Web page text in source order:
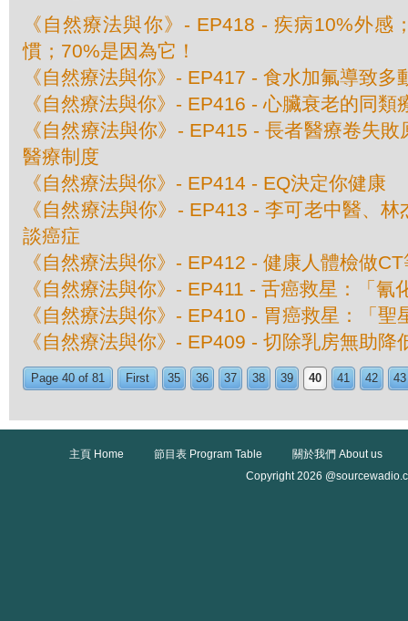
《自然療法與你》- EP418 - 疾病10%外感
慣；70%是因為它！
《自然療法與你》- EP417 - 食水加氟導致多
《自然療法與你》- EP416 - 心臟衰老的同類
《自然療法與你》- EP415 - 長者醫療卷失
醫療制度
《自然療法與你》- EP414 - EQ決定你健康
《自然療法與你》- EP413 - 李可老中醫、
談癌症
《自然療法與你》- EP412 - 健康人體檢做
《自然療法與你》- EP411 - 舌癌救星：「氰
《自然療法與你》- EP410 - 胃癌救星：「聖
《自然療法與你》- EP409 - 切除乳房無助降
Page 40 of 81 First 35 36 37 38 39 40 41 42 43
主頁 Home 節目表 Program Table
關於我們 About us
Copyright 2026